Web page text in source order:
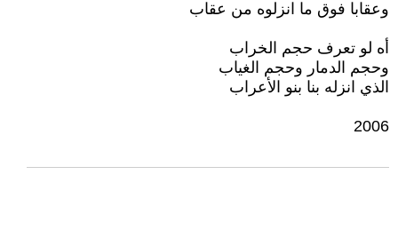
وعقابا فوق ما انزلوه من عقاب
أه لو تعرف حجم الخراب
وحجم الدمار وحجم الغياب
الذي انزله بنا بنو الأعراب
2006